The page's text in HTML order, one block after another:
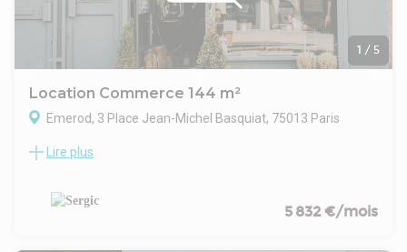
1 / 5
Location Commerce 144 m²
Emerod, 3 Place Jean-Michel Basquiat, 75013 Paris
Un local commercial à la location à proximité immédiate de la
Lire plus
5 832 €/mois